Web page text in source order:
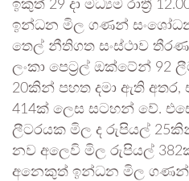
ඉකුත් 29 දා මධ්‍යම රාත්‍රී
ඉන්ධන මිල ගණන්
තෙල් නීතිගත සංස්ථාව
ලංකා පෙට්‍රල් ඔක්ටේන් 92
20කින් පහත දමා ඇති
414ක් ලෙස සටහන් වේ.
ලීටරයක මිල ද රුපියල්
නව අලෙවි මිල රුපියල්
අනෙකුත් ඉන්ධන මිල